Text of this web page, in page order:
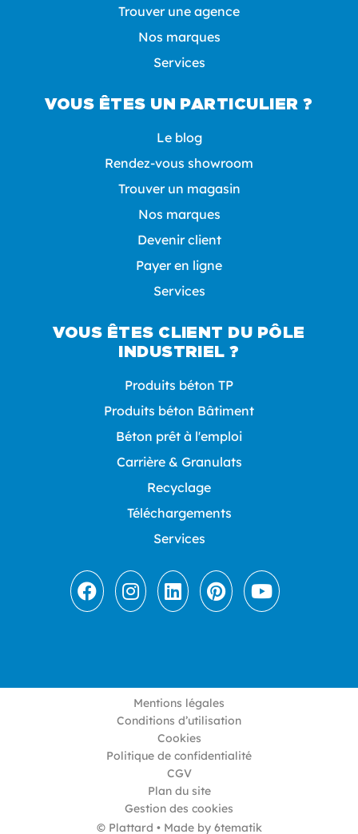
Trouver une agence
Nos marques
Services
VOUS ÊTES UN PARTICULIER ?
Le blog
Rendez-vous showroom
Trouver un magasin
Nos marques
Devenir client
Payer en ligne
Services
VOUS ÊTES CLIENT DU PÔLE
INDUSTRIEL ?
Produits béton TP
Produits béton Bâtiment
Béton prêt à l'emploi
Carrière & Granulats
Recyclage
Téléchargements
Services
Mentions légales
Conditions d’utilisation
Cookies
Politique de confidentialité
CGV
Plan du site
Gestion des cookies
© Plattard • Made by 6tematik